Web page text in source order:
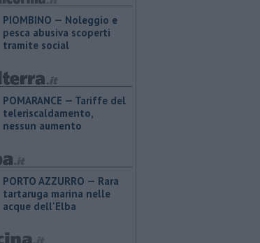
PIOMBINO — Noleggio e
pesca abusiva scoperti
tramite social
POMARANCE — Tariffe del
teleriscaldamento,
nessun aumento
PORTO AZZURRO — Rara
tartaruga marina nelle
acque dell'Elba